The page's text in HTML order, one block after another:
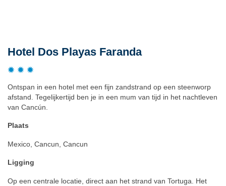
Hotel Dos Playas Faranda
Ontspan in een hotel met een fijn zandstrand op een steenworp
afstand. Tegelijkertijd ben je in een mum van tijd in het nachtleven
van Cancún.
Plaats
Mexico, Cancun, Cancun
Ligging
Op een centrale locatie, direct aan het strand van Tortuga. Het